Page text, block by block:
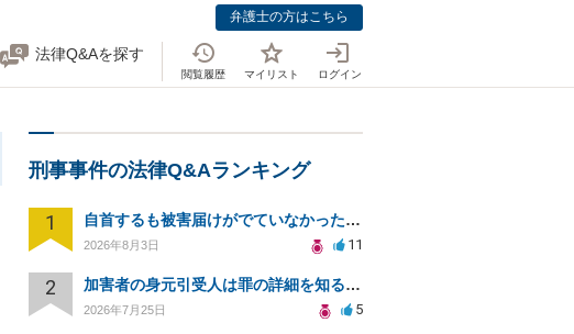
弁護士の方はこちら
法律Q&Aを探す
閲覧履歴 マイリスト ログイン
刑事事件の法律Q&Aランキング
1 自首するも被害届けがでていなかった場合
2026年8月3日 11
2 加害者の身元引受人は罪の詳細を知ることができるか？
2026年7月25日 5